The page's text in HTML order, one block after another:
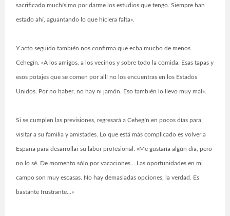
sacrificado muchísimo por darme los estudios que tengo. Siempre han
estado ahí, aguantando lo que hiciera falta».
Y acto seguido también nos confirma que echa mucho de menos
Cehegín. «A los amigos, a los vecinos y sobre todo la comida. Esas tapas y
esos potajes que se comen por allí no los encuentras en los Estados
Unidos. Por no haber, no hay ni jamón. Eso también lo llevo muy mal».
Si se cumplen las previsiones, regresará a Cehegín en pocos días para
visitar a su familia y amistades. Lo que está más complicado es volver a
España para desarrollar su labor profesional. «Me gustaría algún día, pero
no lo sé. De momento sólo por vacaciones… Las oportunidades en mi
campo son muy escasas. No hay demasiadas opciones, la verdad. Es
bastante frustrante…»